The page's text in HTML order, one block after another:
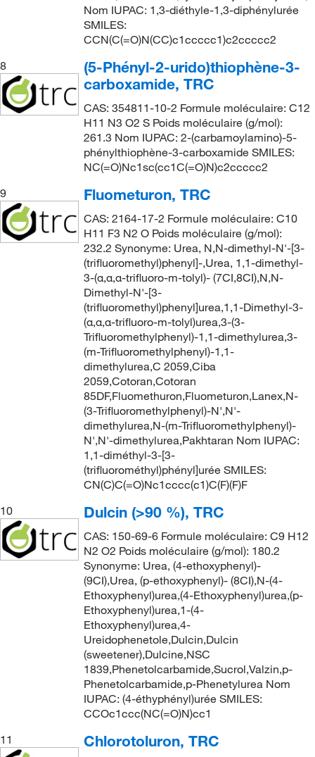
Nom IUPAC: 1,3-diéthyle-1,3-diphénylurée
SMILES:
CCN(C(=O)N(CC)c1ccccc1)c2ccccc2
8
(5-Phényl-2-urido)thiophène-3-
carboxamide, TRC
CAS: 354811-10-2 Formule moléculaire: C12
H11 N3 O2 S Poids moléculaire (g/mol):
261.3 Nom IUPAC: 2-(carbamoylamino)-5-
phénylthiophène-3-carboxamide SMILES:
NC(=O)Nc1sc(cc1C(=O)N)c2ccccc2
9
Fluometuron, TRC
CAS: 2164-17-2 Formule moléculaire: C10
H11 F3 N2 O Poids moléculaire (g/mol):
232.2 Synonyme: Urea, N,N-dimethyl-N'-[3-
(trifluoromethyl)phenyl]-,Urea, 1,1-dimethyl-
3-(α,α,α-trifluoro-m-tolyl)- (7CI,8CI),N,N-
Dimethyl-N'-[3-
(trifluoromethyl)phenyl]urea,1,1-Dimethyl-3-
(α,α,α-trifluoro-m-tolyl)urea,3-(3-
Trifluoromethylphenyl)-1,1-dimethylurea,3-
(m-Trifluoromethylphenyl)-1,1-
dimethylurea,C 2059,Ciba
2059,Cotoran,Cotoran
85DF,Fluomethuron,Fluometuron,Lanex,N-
(3-Trifluoromethylphenyl)-N',N'-
dimethylurea,N-(m-Trifluoromethylphenyl)-
N',N'-dimethylurea,Pakhtaran Nom IUPAC:
1,1-diméthyl-3-[3-
(trifluorométhyl)phényl]urée SMILES:
CN(C)C(=O)Nc1cccc(c1)C(F)(F)F
10
Dulcin (>90 %), TRC
CAS: 150-69-6 Formule moléculaire: C9 H12
N2 O2 Poids moléculaire (g/mol): 180.2
Synonyme: Urea, (4-ethoxyphenyl)-
(9CI),Urea, (p-ethoxyphenyl)- (8CI),N-(4-
Ethoxyphenyl)urea,(4-Ethoxyphenyl)urea,(p-
Ethoxyphenyl)urea,1-(4-
Ethoxyphenyl)urea,4-
Ureidophenetole,Dulcin,Dulcin
(sweetener),Dulcine,NSC
1839,Phenetolcarbamide,Sucrol,Valzin,p-
Phenetolcarbamide,p-Phenetylurea Nom
IUPAC: (4-éthyphényl)urée SMILES:
CCOc1ccc(NC(=O)N)cc1
11
Chlorotoluron, TRC